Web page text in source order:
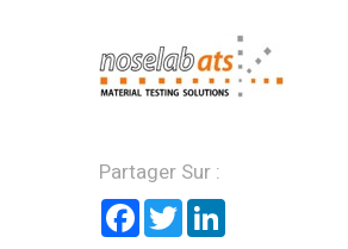
Partager Sur :
Facebook
Twitter